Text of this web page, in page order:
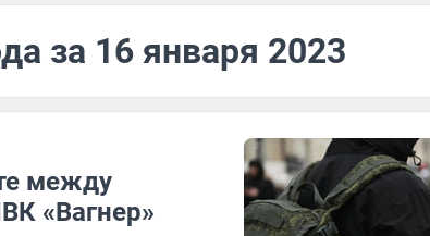
за 16 января 2023
между
«Вагнер»